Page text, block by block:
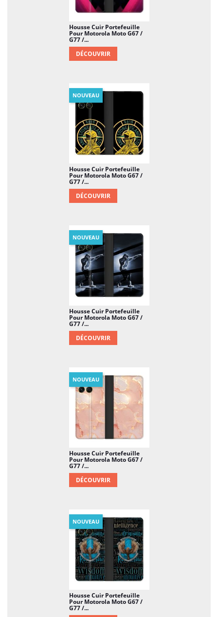
Housse Cuir Portefeuille
Pour Motorola Moto G67 /
G77 /...
DÉCOUVRIR
Housse Cuir Portefeuille
Pour Motorola Moto G67 /
G77 /...
DÉCOUVRIR
NOUVEAU
Housse Cuir Portefeuille
Pour Motorola Moto G67 /
G77 /...
DÉCOUVRIR
NOUVEAU
Housse Cuir Portefeuille
Pour Motorola Moto G67 /
G77 /...
DÉCOUVRIR
NOUVEAU
Housse Cuir Portefeuille
Pour Motorola Moto G67 /
G77 /...
NOUVEAU